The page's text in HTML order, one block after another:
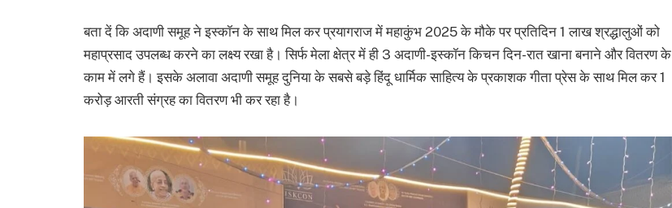
बता दें कि अदाणी समूह ने इस्कॉन के साथ मिल कर प्रयागराज में महाकुंभ 2025 के मौके पर प्रतिदिन 1 लाख श्रद्धालुओं को
महाप्रसाद उपलब्ध करने का लक्ष्य रखा है। सिर्फ मेला क्षेत्र में ही 3 अदाणी-इस्कॉन किचन दिन-रात खाना बनाने और वितरण के
काम में लगे हैं। इसके अलावा अदाणी समूह दुनिया के सबसे बड़े हिंदू धार्मिक साहित्य के प्रकाशक गीता प्रेस के साथ मिल कर 1
करोड़ आरती संग्रह का वितरण भी कर रहा है।